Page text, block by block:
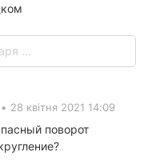
• 28 квітня 2021 14:09
поворот